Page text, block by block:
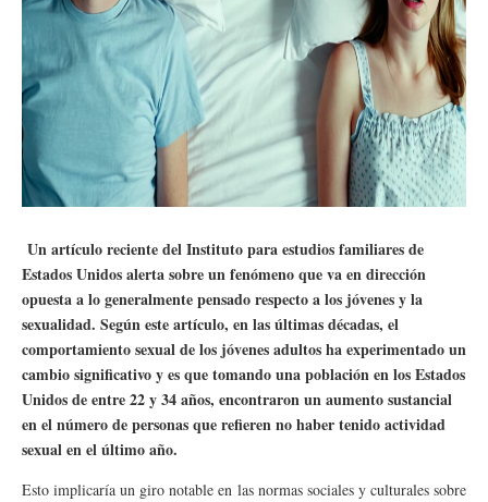
Un artículo reciente del Instituto para estudios familiares de
Estados Unidos alerta sobre un fenómeno que va en dirección
opuesta a lo generalmente pensado respecto a los jóvenes y la
sexualidad. Según este artículo, en las últimas décadas, el
comportamiento sexual de los jóvenes adultos ha experimentado un
cambio significativo y es que tomando una población en los Estados
Unidos de entre 22 y 34 años, encontraron un aumento sustancial
en el número de personas que refieren no haber tenido actividad
sexual en el último año.
Esto implicaría un giro notable en las normas sociales y culturales sobre